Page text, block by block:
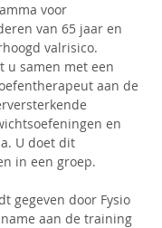
voor
van 65 jaar en
valrisico.
u samen met een
aan de
en
U doet dit
in een groep.
gegeven door Fysio
aan de training